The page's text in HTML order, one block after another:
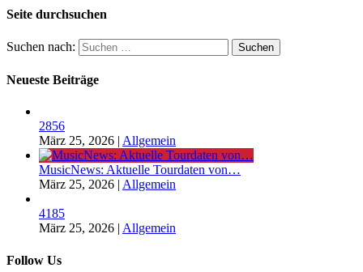
Seite durchsuchen
Suchen nach:
Neueste Beiträge
2856
März 25, 2026 | Allgemein
MusicNews: Aktuelle Tourdaten von…
März 25, 2026 | Allgemein
4185
März 25, 2026 | Allgemein
Follow Us